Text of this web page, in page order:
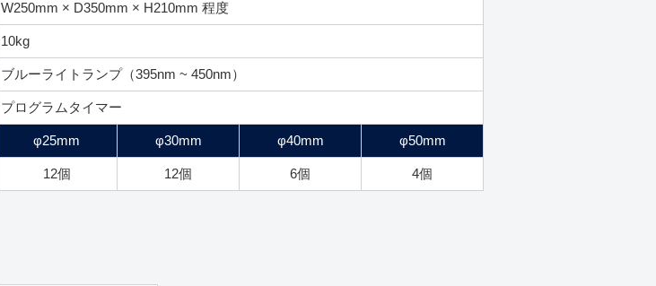
W250mm × D350mm × H210mm 程度
10kg
ブルーライトランプ（395nm ~ 450nm）
プログラムタイマー
φ25mm φ30mm φ40mm φ50mm
12個 12個 6個 4個